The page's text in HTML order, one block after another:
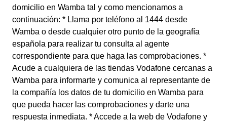
domicilio en Wamba tal y como mencionamos a
continuación: * Llama por teléfono al 1444 desde
Wamba o desde cualquier otro punto de la geografía
española para realizar tu consulta al agente
correspondiente para que haga las comprobaciones. *
Acude a cualquiera de las tiendas Vodafone cercanas a
Wamba para informarte y comunica al representante de
la compañía los datos de tu domicilio en Wamba para
que pueda hacer las comprobaciones y darte una
respuesta inmediata. * Accede a la web de Vodafone y